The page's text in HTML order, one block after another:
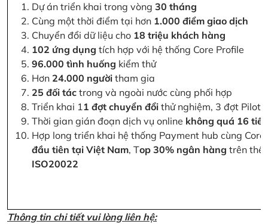
Dự án triển khai trong vòng 30 tháng
Cùng một thời điểm tại hơn 1.000 điểm giao dịch
Chuyển đổi dữ liệu cho 18 triệu khách hàng
102 ứng dụng tích hợp với hệ thống Core Profile
96.000 tình huống kiểm thử
Hơn 24.000 người tham gia
25 đối tác trong và ngoài nước cùng phối hợp
Triển khai 11 đợt chuyển đổi thử nghiệm, 3 đợt Pilot
Thời gian gián đoạn dịch vụ online không quá 16
Hợp long triển khai hệ thống Payment hub cùng
đầu tiên tại Việt Nam, Top 30% ngân hàng trên thế
ISO20022
Thông tin chi tiết vui lòng liên hệ: